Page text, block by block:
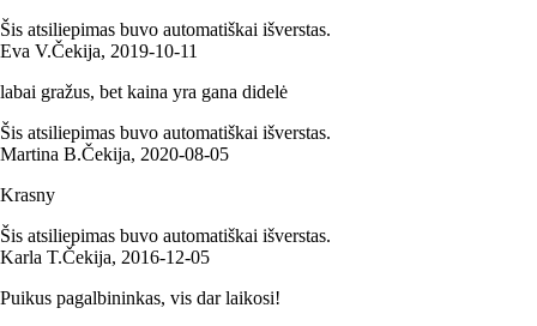
Šis atsiliepimas buvo automatiškai išverstas.
Eva V.Čekija, 2019‑10‑11
labai gražus, bet kaina yra gana didelė
Šis atsiliepimas buvo automatiškai išverstas.
Martina B.Čekija, 2020‑08‑05
Krasny
Šis atsiliepimas buvo automatiškai išverstas.
Karla T.Čekija, 2016‑12‑05
Puikus pagalbininkas, vis dar laikosi!